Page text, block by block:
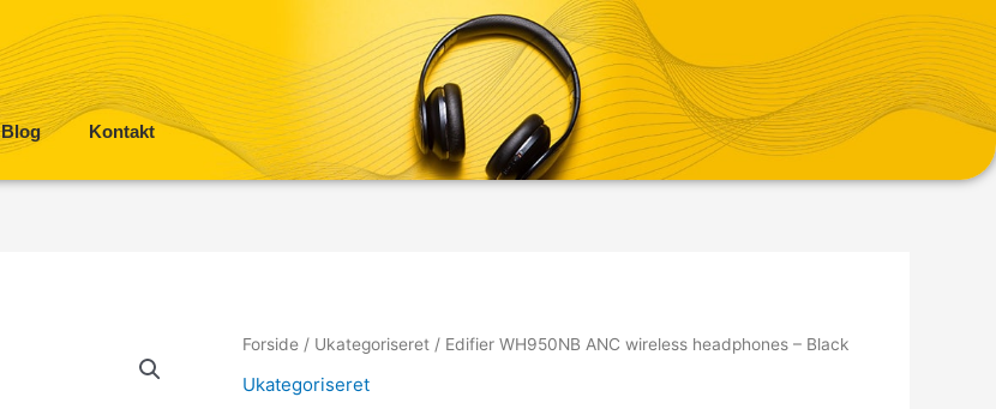
Blog Kontakt
Forside / Ukategoriseret / Edifier WH950NB ANC wireless headphones – Black
Ukategoriseret